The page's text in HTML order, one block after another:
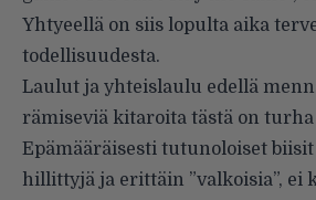
Yhtyeellä on siis lopulta aika
todellisuudesta.
Laulut ja yhteislaulu edellä
rämiseviä kitaroita tästä on turha
Epämääräisesti tutunoloiset
hillittyjä ja erittäin ”valkoisia”, ei